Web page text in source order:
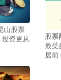
山股票
资更从
股票
最受
居